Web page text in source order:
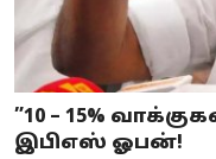
”10 – 15%
இபிஎஸ் ஓபன்!